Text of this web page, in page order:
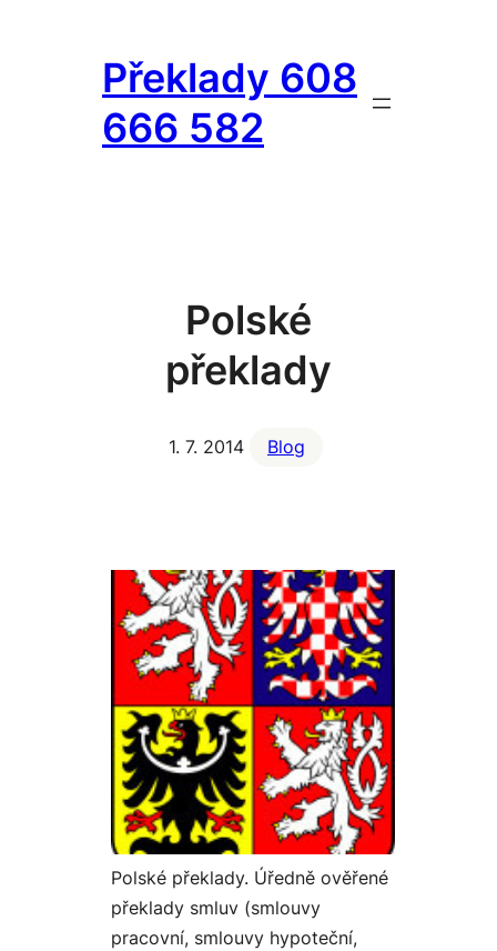
obsahPřeklady 608
666 582
Polské
překlady
1. 7. 2014 Blog
Polské překlady. Úředně ověřené
překlady smluv (smlouvy
pracovní, smlouvy hypoteční,